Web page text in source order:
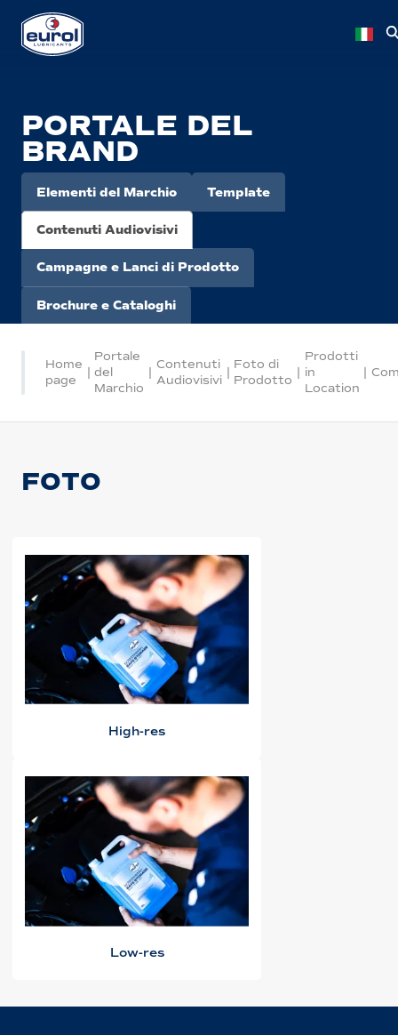
PORTALE DEL
BRAND
Elementi del Marchio Template
Contenuti Audiovisivi
Campagne e Lanci di Prodotto
Brochure e Cataloghi
Home
page
|
Portale
del
Marchio
|
Contenuti
Audiovisivi
|
Foto di
Prodotto
|
Prodotti
in
Location
|
FOTO
High-res
Low-res